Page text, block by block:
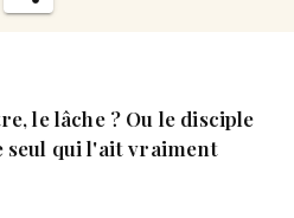
le lâche ? Ou le disciple
seul qui l'ait vraiment